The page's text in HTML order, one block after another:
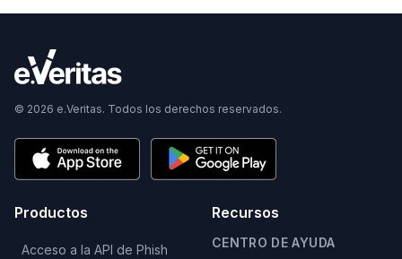
© 2026 e.Veritas. Todos los derechos reservados.
Productos
Acceso a la API de Phish
Recursos
CENTRO DE AYUDA